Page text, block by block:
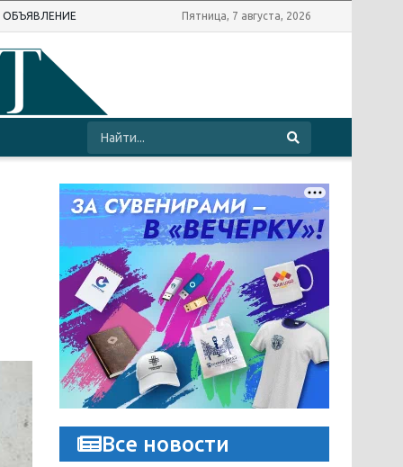
ОБЪЯВЛЕНИЕ Пятница, 7 августа, 2026
Все новости